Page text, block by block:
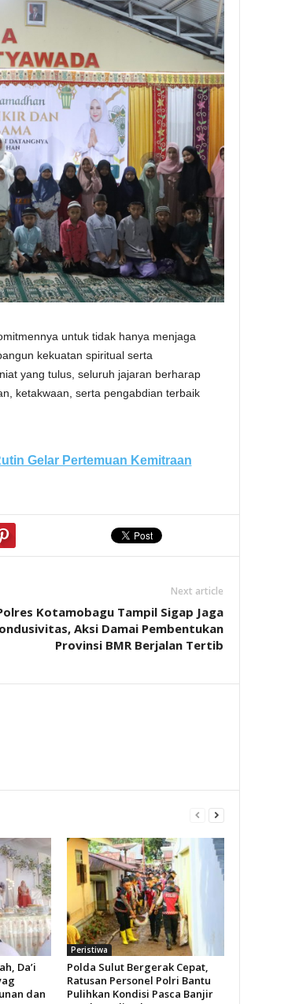
untuk tidak hanya menjaga
kekuatan spiritual serta
yang tulus, seluruh jajaran berharap
ketakwaan, serta pengabdian terbaik
Gelar Pertemuan Kemitraan
Next article
Kotamobagu Tampil Sigap Jaga
Aksi Damai Pembentukan
Provinsi BMR Berjalan Tertib
Da’i
dan
Peristiwa
Polda Sulut Bergerak Cepat,
Ratusan Personel Polri Bantu
Pulihkan Kondisi Pasca Banjir